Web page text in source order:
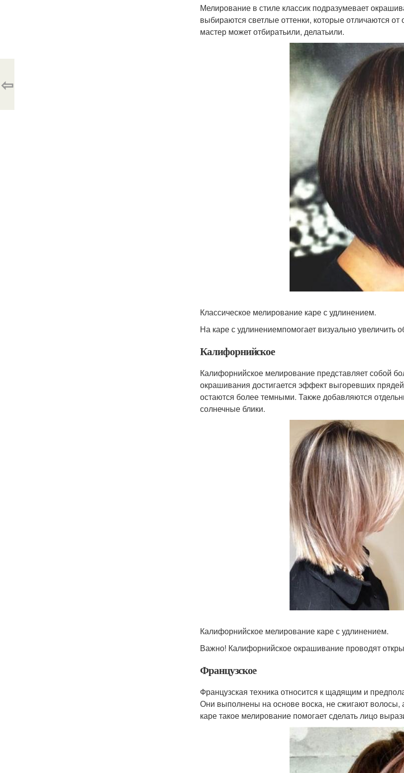
Мелирование в стиле классик подразумевает
выбираются светлые оттенки, которые отличаются
мастер может отбиратьили, делатьили.
Классическое мелирование каре с удлинением.
На каре с удлинениемпомогает визуально увеличить
Калифорнийское
Калифорнийское мелирование представляет собой
окрашивания достигается эффект выгоревших
остаются более темными. Также добавляются
солнечные блики.
Калифорнийское мелирование каре с удлинением.
Важно! Калифорнийское окрашивание проводят
Французское
Французская техника относится к щадящим и
Они выполнены на основе воска, не сжигают
каре такое мелирование помогает сделать лицо
⇦